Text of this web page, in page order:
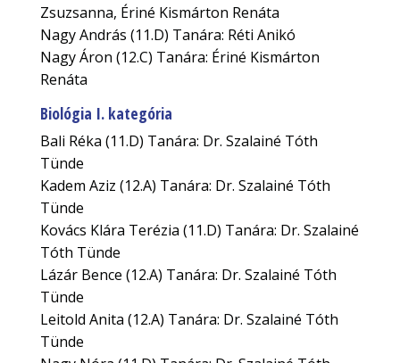
Zsuzsanna, Ériné Kismárton Renáta
Nagy András (11.D) Tanára: Réti Anikó
Nagy Áron (12.C) Tanára: Ériné Kismárton
Renáta
Biológia I. kategória
Bali Réka (11.D) Tanára: Dr. Szalainé Tóth
Tünde
Kadem Aziz (12.A) Tanára: Dr. Szalainé Tóth
Tünde
Kovács Klára Terézia (11.D) Tanára: Dr. Szalainé
Tóth Tünde
Lázár Bence (12.A) Tanára: Dr. Szalainé Tóth
Tünde
Leitold Anita (12.A) Tanára: Dr. Szalainé Tóth
Tünde